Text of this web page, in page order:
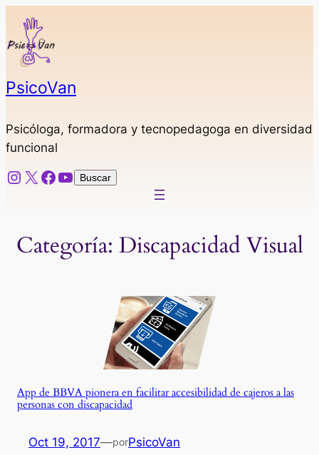
PsicoVan
Psicóloga, formadora y tecnopedagoga en diversidad
funcional
Instagram
X Facebook
YouTube
Buscar
Buscar
Categoría: Discapacidad Visual
App de BBVA pionera en facilitar accesibilidad de cajeros a las
personas con discapacidad
Oct 19, 2017—porPsicoVan